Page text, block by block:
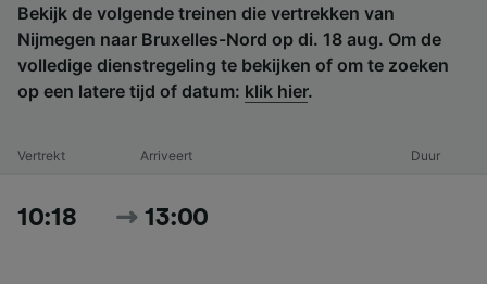
Bekijk de volgende treinen die vertrekken van
Nijmegen naar Bruxelles-Nord op di. 18 aug. Om de
volledige dienstregeling te bekijken of om te zoeken
op een latere tijd of datum: klik hier.
Vertrekt Arriveert Duur
10:18 13:00